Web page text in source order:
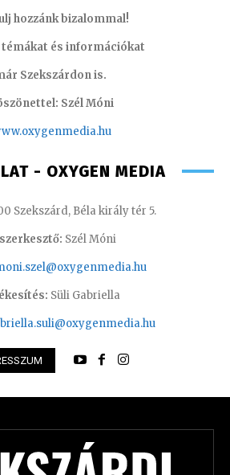
hozzánk bizalommal!
témákat és információkat
Szekszárdon is.
Szél Móni
- OXYGEN MEDIA
Szekszárd, Béla király tér 5.
Szél Móni
Süli Gabriella